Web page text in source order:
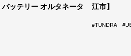
ッテリー オルタネータ
江市】
TUNDRA